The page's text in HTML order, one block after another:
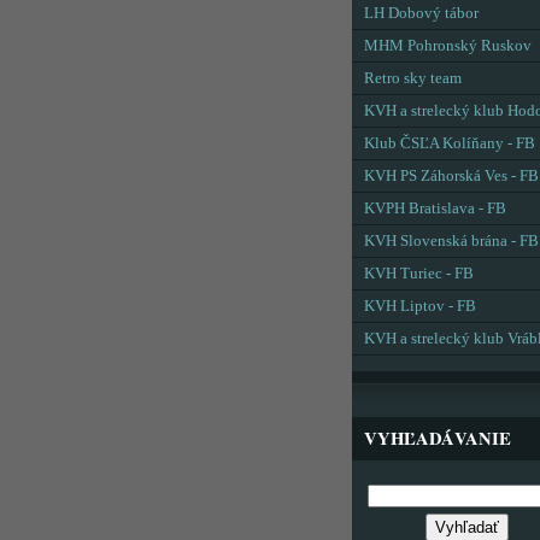
LH Dobový tábor
MHM Pohronský Ruskov
Retro sky team
KVH a strelecký klub
Klub ČSĽA Kolíňany - FB
KVH PS Záhorská Ves - FB
KVPH Bratislava - FB
KVH Slovenská brána - FB
KVH Turiec - FB
KVH Liptov - FB
KVH a strelecký klub
VYHĽADÁVANIE